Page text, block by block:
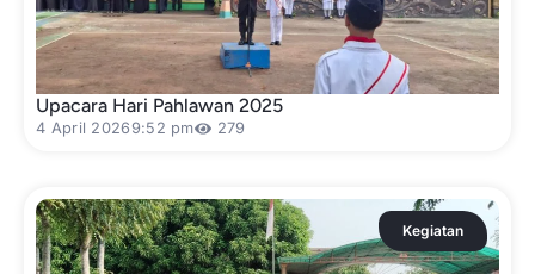
Upacara Hari Pahlawan 2025
4 April 20269:52 pm 279
Kegiatan